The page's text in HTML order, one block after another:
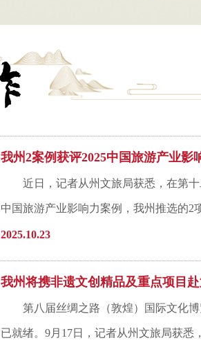
我州2案例获评2025中国旅游产业影
近日，记者从州文旅局获悉，在第
中国旅游产业影响力案例，我州推选的2
2025.10.23
我州将携非遗文创精品及重点项目
第八届丝绸之路（敦煌）国际文化
已就绪。9月17日，记者从州文旅局获悉